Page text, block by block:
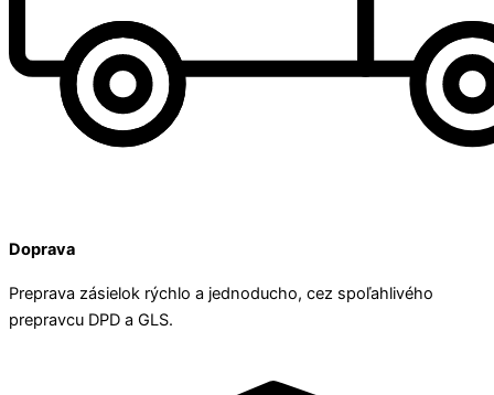
Doprava
Preprava zásielok rýchlo a jednoducho, cez spoľahlivého
prepravcu DPD a GLS.